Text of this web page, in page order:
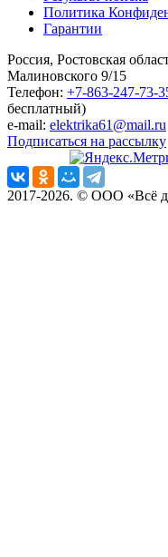
Политика
Гарантии
Россия, Ростовская
Малиновского 9/15
Телефон: +7-863-247-73-
бесплатный)
e-mail: elektrika61@mail.ru
Подписаться на рассылку
2017-2026. © ООО «Всё